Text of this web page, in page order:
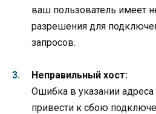
ваш пользователь имеет
разрешения для
запросов.
Неправильный хост:
Ошибка в указании
привести к сбою